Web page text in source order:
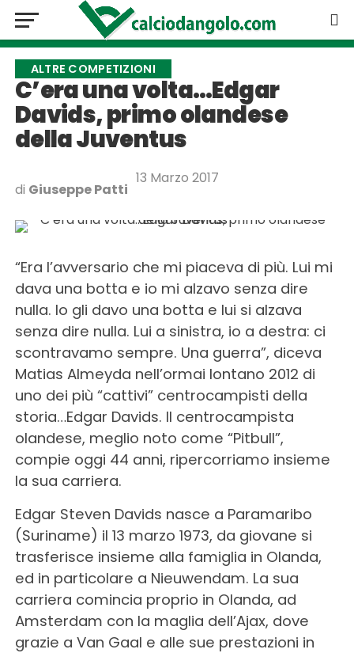
ALTRE COMPETIZIONI
C’era una volta…Edgar
Davids, primo olandese
della Juventus
di Giuseppe Patti
13 Marzo 2017
“Era l’avversario che mi piaceva di più. Lui mi
dava una botta e io mi alzavo senza dire
nulla. Io gli davo una botta e lui si alzava
senza dire nulla. Lui a sinistra, io a destra: ci
scontravamo sempre. Una guerra”, diceva
Matias Almeyda nell’ormai lontano 2012 di
uno dei più “cattivi” centrocampisti della
storia…Edgar Davids. Il centrocampista
olandese, meglio noto come “Pitbull”,
compie oggi 44 anni, ripercorriamo insieme
la sua carriera.
Edgar Steven Davids nasce a Paramaribo
(Suriname) il 13 marzo 1973, da giovane si
trasferisce insieme alla famiglia in Olanda,
ed in particolare a Nieuwendam. La sua
carriera comincia proprio in Olanda, ad
Amsterdam con la maglia dell’Ajax, dove
grazie a Van Gaal e alle sue prestazioni in